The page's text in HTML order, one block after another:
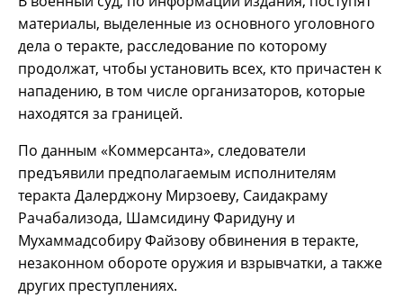
материалы, выделенные из основного уголовного
дела о теракте, расследование по которому
продолжат, чтобы установить всех, кто причастен к
нападению, в том числе организаторов, которые
находятся за границей.
По данным «Коммерсанта», следователи
предъявили предполагаемым исполнителям
теракта Далерджону Мирзоеву, Саидакраму
Рачабализода, Шамсидину Фаридуну и
Мухаммадсобиру Файзову обвинения в теракте,
незаконном обороте оружия и взрывчатки, а также
других преступлениях.